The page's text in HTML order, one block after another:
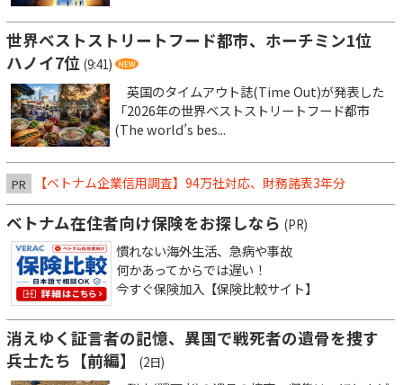
世界ベストストリートフード都市、ホーチミン1位
ハノイ7位 (9:41)
英国のタイムアウト誌(Time Out)が発表した
「2026年の世界ベストストリートフード都市
(The world’s bes...
PR 【ベトナム企業信用調査】94万社対応、財務諸表3年分
ベトナム在住者向け保険をお探しなら (PR)
慣れない海外生活、急病や事故
何かあってからでは遅い！
今すぐ保険加入【保険比較サイト】
消えゆく証言者の記憶、異国で戦死者の遺骨を捜す
兵士たち【前編】
(2日)